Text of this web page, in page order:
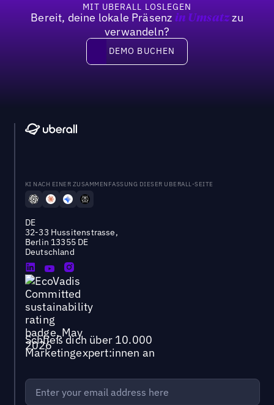
MIT UBERALL LOSLEGEN
Bereit, deine lokale Präsenz in Umsatzzu
verwandeln?
DEMO BUCHEN
DEMO BUCHEN
KI NACH EINER ZUSAMMENFASSUNG DIESER UBERALL-SEITE
DE
32-33 Hussitenstrasse,
Berlin 13355 DE
Deutschland
Schließ dich über 10.000
Marketingexpert:innen an